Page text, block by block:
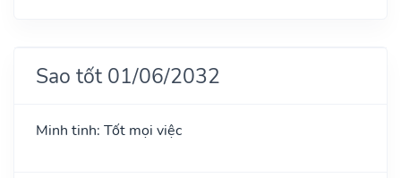
Sao tốt 01/06/2032
Minh tinh: Tốt mọi việc